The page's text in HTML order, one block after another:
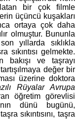
bir çok filmle
üçüncü kuşakları
ortaya çok daha
olmuştur. Bununla
yıllarda sıklıkla
sıkıntısı gelmekte.
bakışı ve taşrayı
değer bir
üzerine doktora
Rüyalar Avrupa
öğretim görevlisi
dünü bugünü,
sıkıntısını, taşra